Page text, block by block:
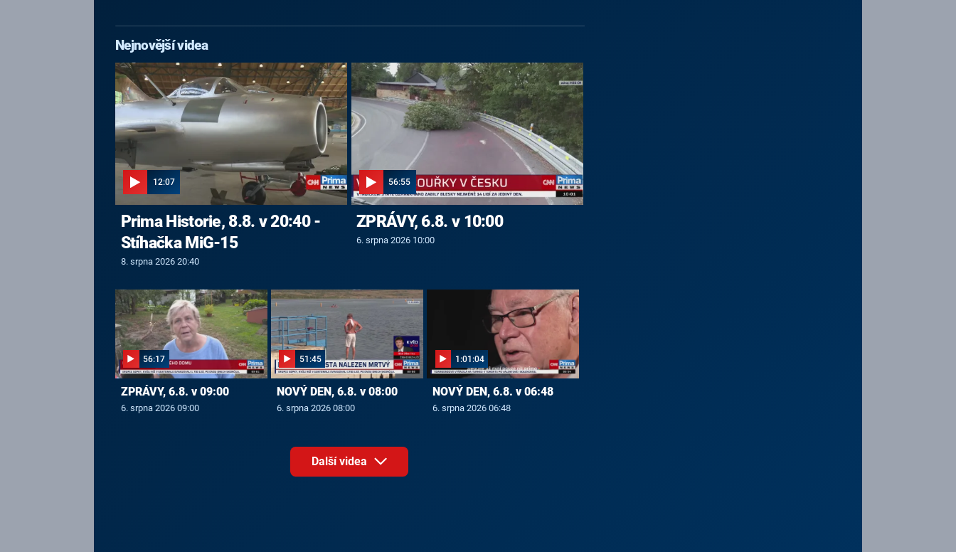
Nejnovější videa
12:07
Prima Historie, 8.8. v 20:40 -
Stíhačka MiG-15
8. srpna 2026 20:40
56:55
ZPRÁVY, 6.8. v 10:00
6. srpna 2026 10:00
56:17
ZPRÁVY, 6.8. v 09:00
6. srpna 2026 09:00
51:45
NOVÝ DEN, 6.8. v 08:00
6. srpna 2026 08:00
1:01:04
NOVÝ DEN, 6.8. v 06:48
6. srpna 2026 06:48
Další videa